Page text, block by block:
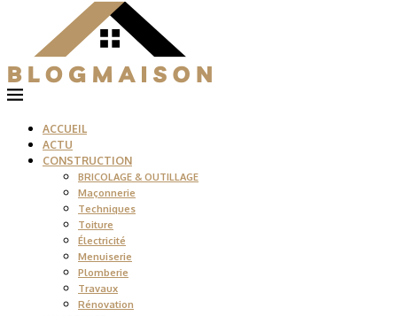
ACCUEIL
ACTU
CONSTRUCTION
BRICOLAGE & OUTILLAGE
Maçonnerie
Techniques
Toiture
Électricité
Menuiserie
Plomberie
Travaux
Rénovation